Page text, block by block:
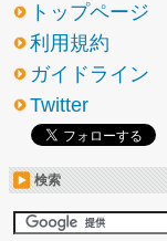
トップページ
利用規約
ガイドライン
Twitter
検索